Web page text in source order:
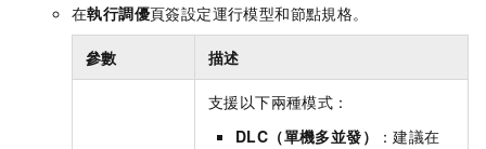
在執行調優頁簽設定運行模型和節點規格。
參數 描述
支援以下兩種模式：
DLC（單機多並發）
：建議在